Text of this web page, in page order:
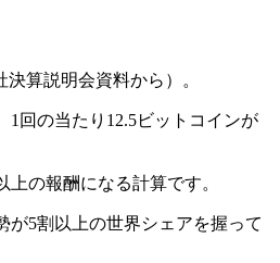
算説明会資料から）。
回の当たり12.5ビットコインが
の報酬になる計算です。
5割以上の世界シェアを握って